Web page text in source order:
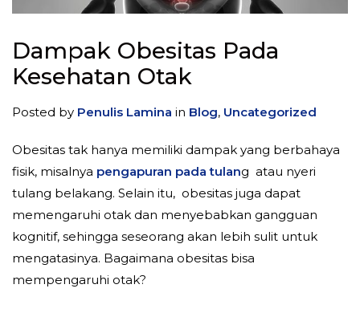
Dampak Obesitas Pada
Kesehatan Otak
Posted by Penulis Lamina in Blog, Uncategorized
Obesitas tak hanya memiliki dampak yang berbahaya
fisik, misalnya pengapuran pada tulang atau nyeri
tulang belakang. Selain itu, obesitas juga dapat
memengaruhi otak dan menyebabkan gangguan
kognitif, sehingga seseorang akan lebih sulit untuk
mengatasinya. Bagaimana obesitas bisa
mempengaruhi otak?